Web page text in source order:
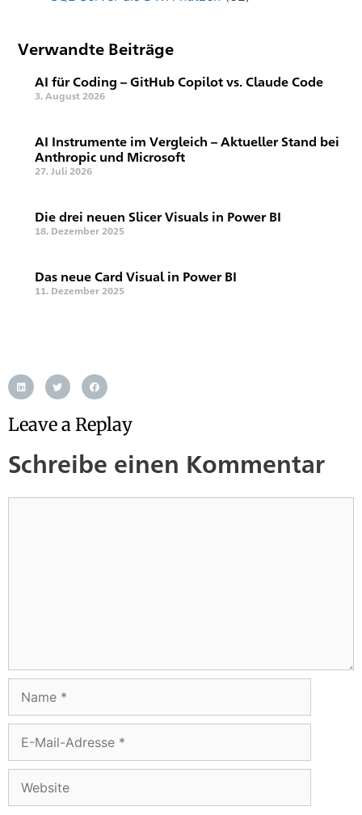
Verwandte Beiträge
AI für Coding – GitHub Copilot vs. Claude Code
3. August 2026
AI Instrumente im Vergleich – Aktueller Stand bei
Anthropic und Microsoft
27. Juli 2026
Die drei neuen Slicer Visuals in Power BI
18. Dezember 2025
Das neue Card Visual in Power BI
11. Dezember 2025
Leave a Replay
Schreibe einen Kommentar